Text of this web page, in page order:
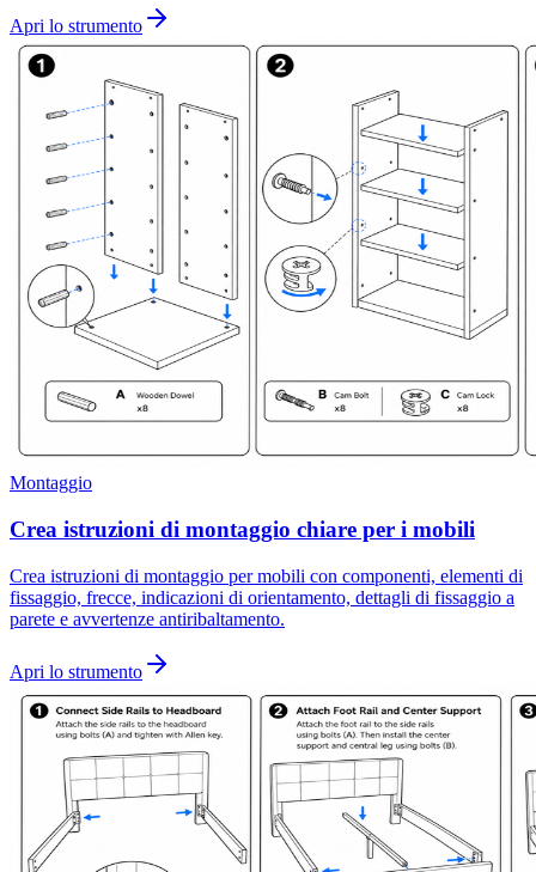
Apri lo strumento
Montaggio
Crea istruzioni di montaggio chiare per i mobili
Crea istruzioni di montaggio per mobili con componenti, elementi di
fissaggio, frecce, indicazioni di orientamento, dettagli di fissaggio a
parete e avvertenze antiribaltamento.
Apri lo strumento